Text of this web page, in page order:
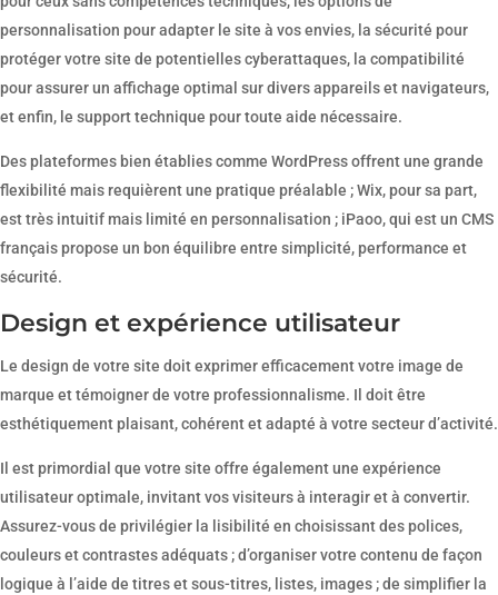
personnalisation pour adapter le site à vos envies, la sécurité pour
protéger votre site de potentielles cyberattaques, la compatibilité
pour assurer un affichage optimal sur divers appareils et navigateurs,
et enfin, le support technique pour toute aide nécessaire.
Des plateformes bien établies comme WordPress offrent une grande
flexibilité mais requièrent une pratique préalable ; Wix, pour sa part,
est très intuitif mais limité en personnalisation ; iPaoo, qui est un CMS
français propose un bon équilibre entre simplicité, performance et
sécurité.
Design et expérience utilisateur
Le design de votre site doit exprimer efficacement votre image de
marque et témoigner de votre professionnalisme. Il doit être
esthétiquement plaisant, cohérent et adapté à votre secteur d’activité.
Il est primordial que votre site offre également une expérience
utilisateur optimale, invitant vos visiteurs à interagir et à convertir.
Assurez-vous de privilégier la lisibilité en choisissant des polices,
couleurs et contrastes adéquats ; d’organiser votre contenu de façon
logique à l’aide de titres et sous-titres, listes, images ; de simplifier la